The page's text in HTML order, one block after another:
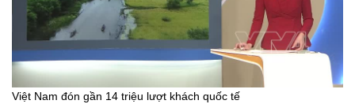
Việt Nam đón gần 14 triệu lượt khách quốc tế